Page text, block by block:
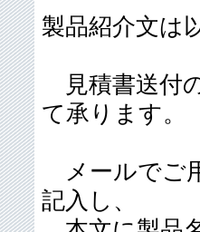
製品紹介文は
見積書送付
て承ります。
メールでご
記入し、